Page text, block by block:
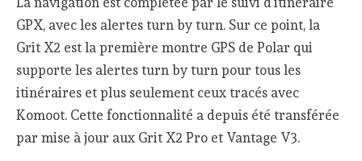
GPX, avec les alertes turn by turn. Sur ce point, la
Grit X2 est la première montre GPS de Polar qui
supporte les alertes turn by turn pour tous les
itinéraires et plus seulement ceux tracés avec
Komoot. Cette fonctionnalité a depuis été transférée
par mise à jour aux Grit X2 Pro et Vantage V3.